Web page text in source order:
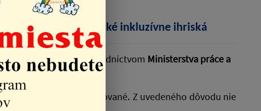
siete na detské inkluzívne ihriská
bol financovaný prostredníctvom Ministerstva práce a
.
musia byť certifikované. Z uvedeného dôvodu nie